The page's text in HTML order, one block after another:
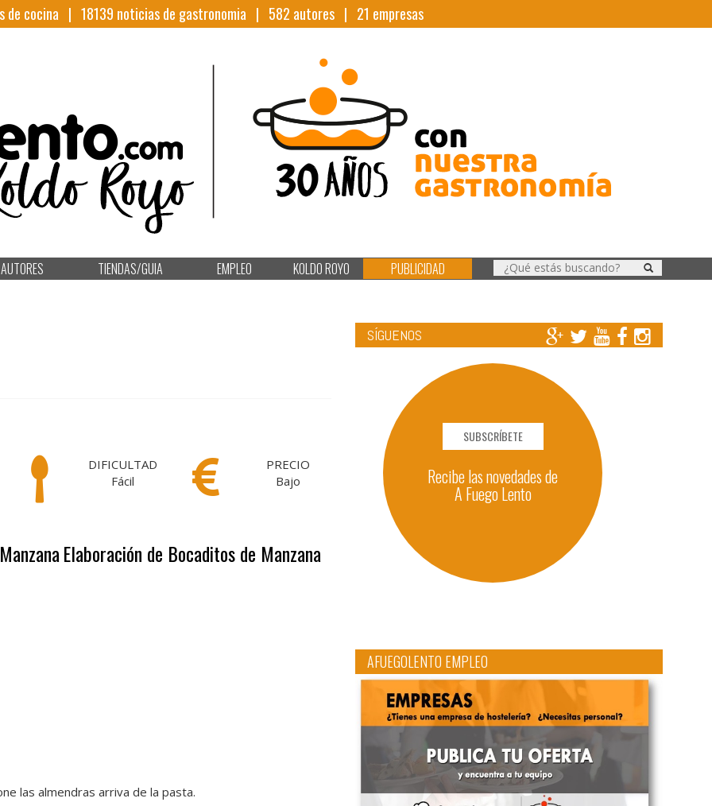
de cocina | 18139 noticias de gastronomia | 582 autores | 21 empresas
AUTORES TIENDAS/GUIA EMPLEO KOLDO ROYO PUBLICIDAD
DIFICULTAD
Fácil
PRECIO
Bajo
Elaboración de Bocaditos de Manzana
las almendras arriva de la pasta.
SÍGUENOS
SUBSCRÍBETE
Recibe las novedades de
A Fuego Lento
AFUEGOLENTO EMPLEO